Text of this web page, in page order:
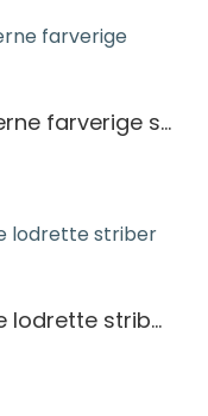
Tapet - Kontorsalon i moderne farverige striber
Tapet - Væg med farverige lodrette striber til stuen